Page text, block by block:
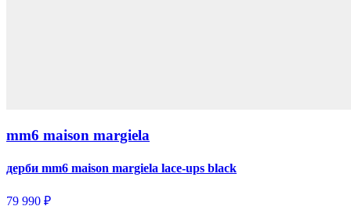
mm6 maison margiela
дерби mm6 maison margiela lace-ups black
79 990 ₽